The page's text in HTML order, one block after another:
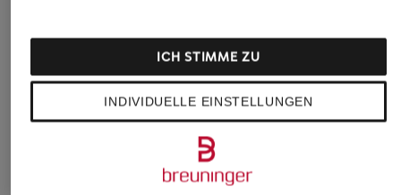
+Aktionsrabatt
Marc O'Polo
+Aktionsrabatt
INDIVIDUELLE EINSTELLUNGEN
ICH STIMME ZU